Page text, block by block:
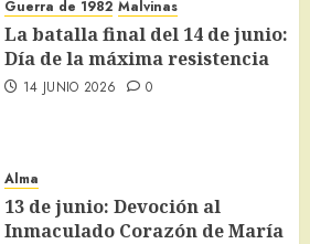
Guerra de 1982 Malvinas
La batalla final del 14 de junio:
Día de la máxima resistencia
14 JUNIO 2026 0
Alma
13 de junio: Devoción al
Inmaculado Corazón de María